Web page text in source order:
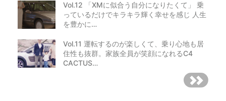
Vol.12 「XMに似合う自分になりたくて」 乗
っているだけでキラキラ輝く幸せを感じ 人生
を豊かに…
Vol.11 運転するのが楽しくて、乗り心地も居
住性も抜群。家族全員が笑顔になれるC4
CACTUS…